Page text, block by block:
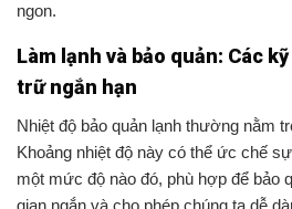
ngon.
Làm lạnh và bảo quản: Các
trữ ngắn hạn
Nhiệt độ bảo quản lạnh thường nằm
Khoảng nhiệt độ này có thể ức chế
một mức độ nào đó, phù hợp để bảo
gian ngắn và cho phép chúng ta dễ